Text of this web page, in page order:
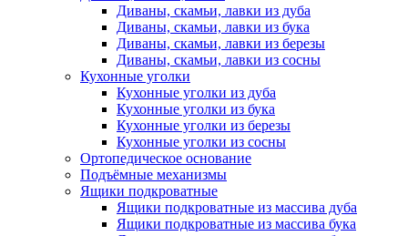
Диваны, скамьи, лавки из дуба
Диваны, скамьи, лавки из бука
Диваны, скамьи, лавки из березы
Диваны, скамьи, лавки из сосны
Кухонные уголки
Кухонные уголки из дуба
Кухонные уголки из бука
Кухонные уголки из березы
Кухонные уголки из сосны
Ортопедическое основание
Подъёмные механизмы
Ящики подкроватные
Ящики подкроватные из массива дуба
Ящики подкроватные из массива бука